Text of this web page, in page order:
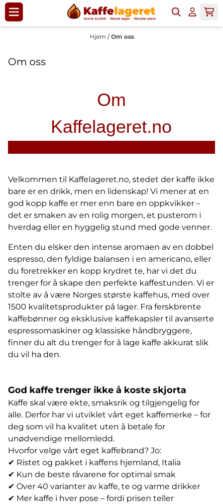
Hopp til innhold
Hjem /Om oss
Om oss
Om
Kaffelageret.no
Velkommen til Kaffelageret.no, stedet der kaffe ikke
bare er en drikk, men en lidenskap! Vi mener at en
god kopp kaffe er mer enn bare en oppkvikker –
det er smaken av en rolig morgen, et pusterom i
hverdag eller en hyggelig stund med gode venner.
Enten du elsker den intense aromaen av en dobbel
espresso, den fyldige balansen i en americano, eller
du foretrekker en kopp krydret te, har vi det du
trenger for å skape den perfekte kaffestunden. Vi er
stolte av å være Norges største kaffehus, med over
1500 kvalitetsprodukter på lager. Fra ferskbrente
kaffebønner og eksklusive kaffekapsler til avanserte
espressomaskiner og klassiske håndbryggere,
finner du alt du trenger for å lage kaffe akkurat slik
du vil ha den.
God kaffe trenger ikke å koste skjorta
Kaffe skal være ekte, smaksrik og tilgjengelig for
alle. Derfor har vi utviklet vårt eget kaffemerke – for
deg som vil ha kvalitet uten å betale for
unødvendige mellomledd.
Hvorfor velge vårt eget kaffebrand? Jo:
✔ Ristet og pakket i kaffens hjemland, Italia
✔ Kun de beste råvarene for optimal smak
✔ Over 40 varianter av kaffe, te og varme drikker
✔ Mer kaffe i hver pose – fordi prisen teller